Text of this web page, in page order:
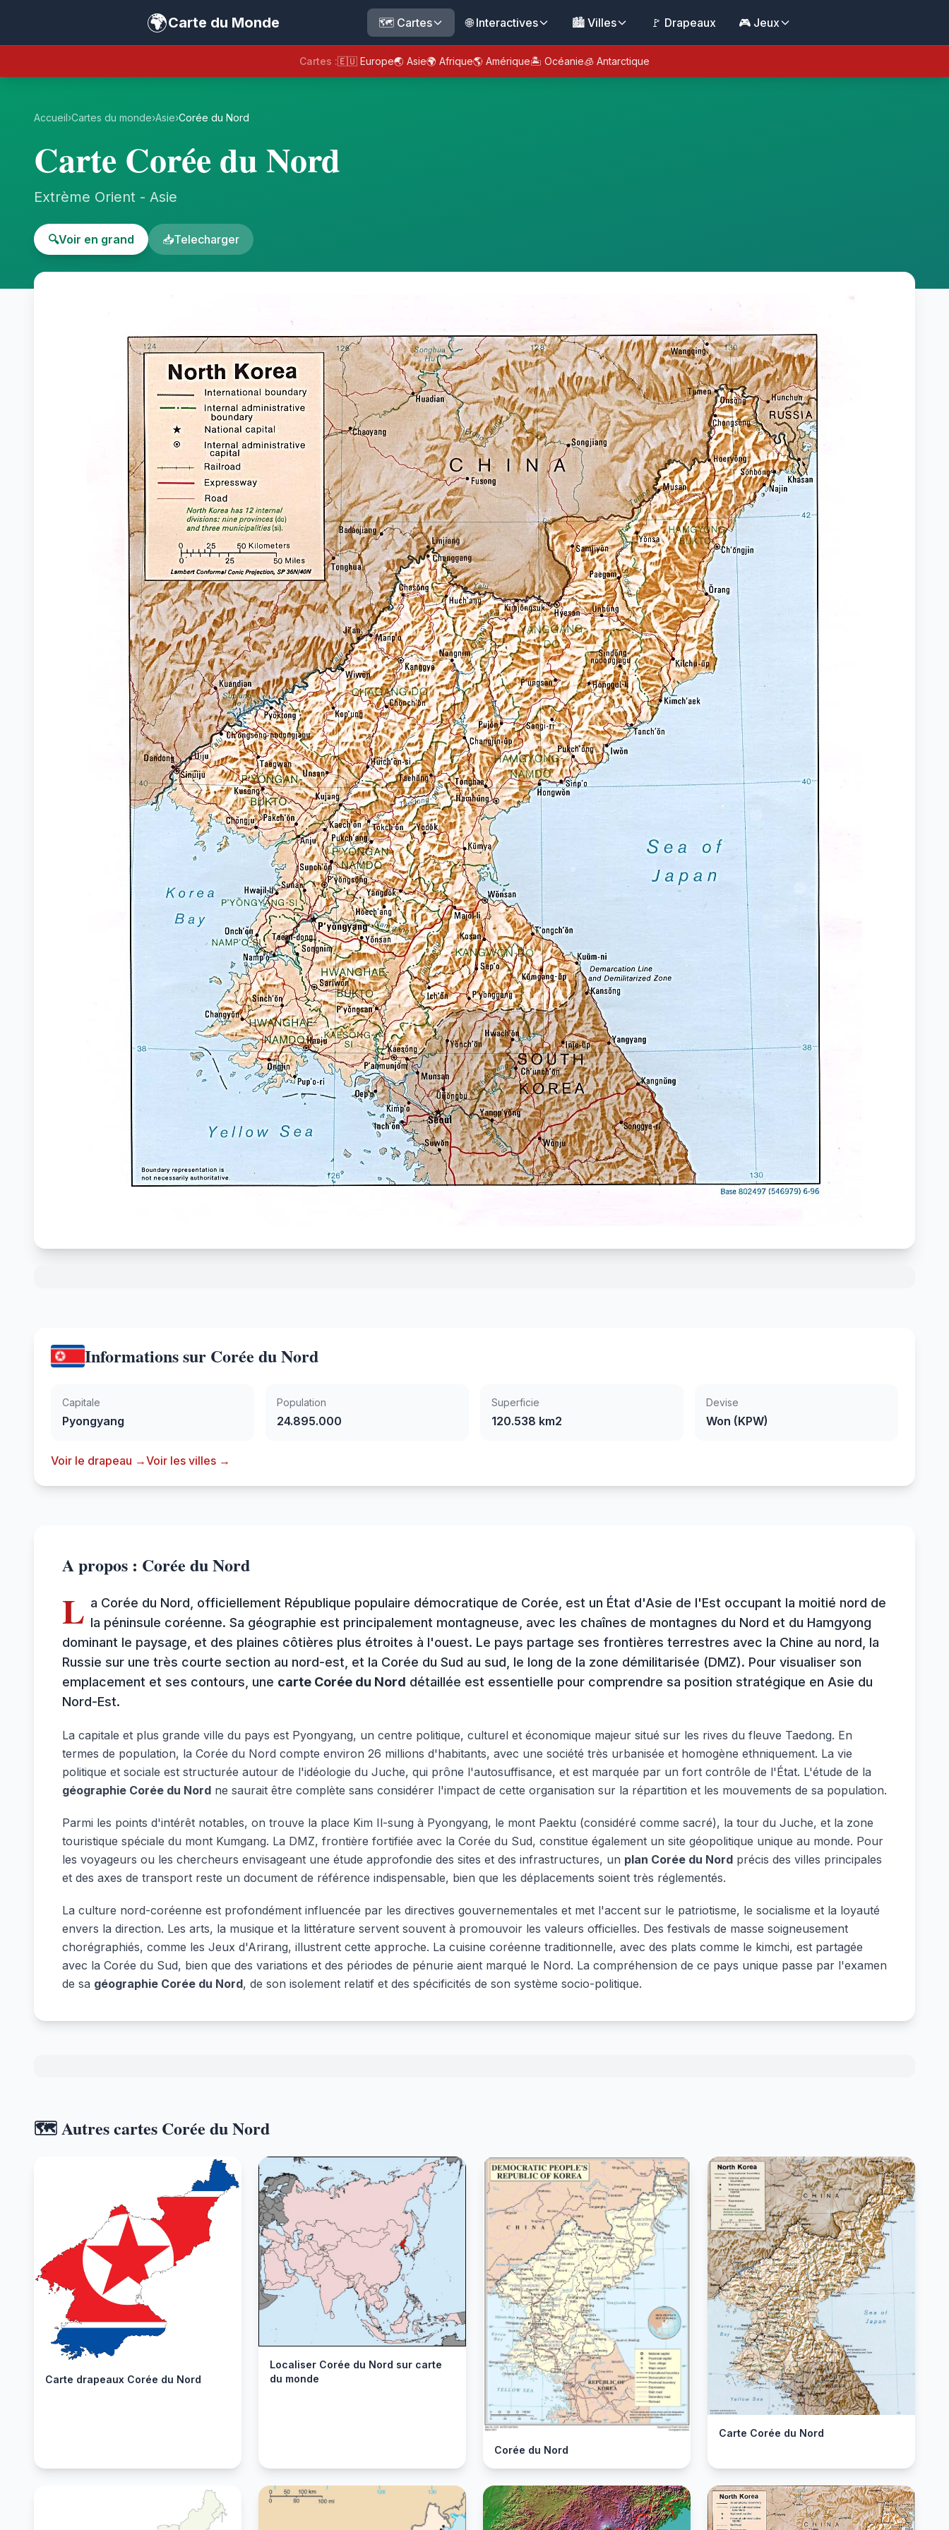
🌍Carte du Monde 🗺️ Cartes 🌐 Interactives 🏙️ Villes 🚩 Drapeaux 🎮 Jeux
Cartes :🇪🇺 Europe🌏 Asie🌍 Afrique🌎 Amérique🏝️ Océanie🧊 Antarctique
Accueil›Cartes du monde›Asie›Corée du Nord
Carte Corée du Nord
Extrème Orient - Asie
🔍Voir en grand 📥Telecharger
Informations sur Corée du Nord
Capitale
Pyongyang
Population
24.895.000
Superficie
120.538 km2
Devise
Won (KPW)
Voir le drapeau →Voir les villes →
A propos : Corée du Nord
L a Corée du Nord, officiellement République populaire démocratique de Corée, est un État d'Asie de l'Est occupant la moitié nord de
la péninsule coréenne. Sa géographie est principalement montagneuse, avec les chaînes de montagnes du Nord et du Hamgyong
dominant le paysage, et des plaines côtières plus étroites à l'ouest. Le pays partage ses frontières terrestres avec la Chine au nord, la
Russie sur une très courte section au nord-est, et la Corée du Sud au sud, le long de la zone démilitarisée (DMZ). Pour visualiser son
emplacement et ses contours, une carte Corée du Nord détaillée est essentielle pour comprendre sa position stratégique en Asie du
Nord-Est.
La capitale et plus grande ville du pays est Pyongyang, un centre politique, culturel et économique majeur situé sur les rives du fleuve Taedong. En
termes de population, la Corée du Nord compte environ 26 millions d'habitants, avec une société très urbanisée et homogène ethniquement. La vie
politique et sociale est structurée autour de l'idéologie du Juche, qui prône l'autosuffisance, et est marquée par un fort contrôle de l'État. L'étude de la
géographie Corée du Nord ne saurait être complète sans considérer l'impact de cette organisation sur la répartition et les mouvements de sa population.
Parmi les points d'intérêt notables, on trouve la place Kim Il-sung à Pyongyang, le mont Paektu (considéré comme sacré), la tour du Juche, et la zone
touristique spéciale du mont Kumgang. La DMZ, frontière fortifiée avec la Corée du Sud, constitue également un site géopolitique unique au monde. Pour
les voyageurs ou les chercheurs envisageant une étude approfondie des sites et des infrastructures, un plan Corée du Nord précis des villes principales
et des axes de transport reste un document de référence indispensable, bien que les déplacements soient très réglementés.
La culture nord-coréenne est profondément influencée par les directives gouvernementales et met l'accent sur le patriotisme, le socialisme et la loyauté
envers la direction. Les arts, la musique et la littérature servent souvent à promouvoir les valeurs officielles. Des festivals de masse soigneusement
chorégraphiés, comme les Jeux d'Arirang, illustrent cette approche. La cuisine coréenne traditionnelle, avec des plats comme le kimchi, est partagée
avec la Corée du Sud, bien que des variations et des périodes de pénurie aient marqué le Nord. La compréhension de ce pays unique passe par l'examen
de sa géographie Corée du Nord, de son isolement relatif et des spécificités de son système socio-politique.
🗺️ Autres cartes Corée du Nord
Carte drapeaux Corée du Nord
Localiser Corée du Nord sur carte
du monde
Corée du Nord
Carte Corée du Nord